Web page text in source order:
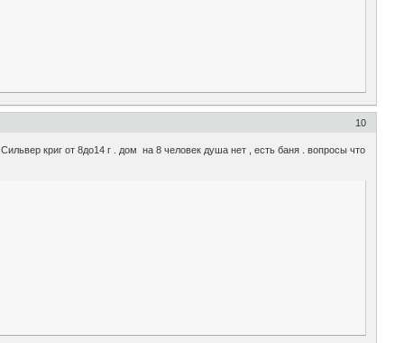
10
криг от 8до14 г . дом на 8 человек душа нет , есть баня . вопросы что